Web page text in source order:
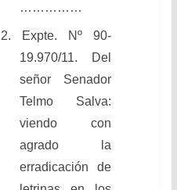
……………
2. Expte. Nº 90-
19.970/11. Del
señor Senador
Telmo Salva:
viendocon
agrado
la
erradicación de